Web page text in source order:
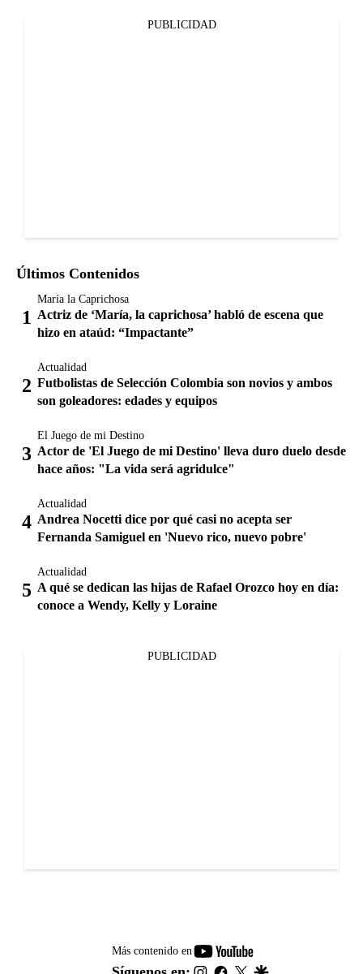
PUBLICIDAD
Últimos Contenidos
María la Caprichosa
Actriz de ‘María, la caprichosa’ habló de escena que
hizo en ataúd: “Impactante”
Actualidad
Futbolistas de Selección Colombia son novios y ambos
son goleadores: edades y equipos
El Juego de mi Destino
Actor de 'El Juego de mi Destino' lleva duro duelo desde
hace años: "La vida será agridulce"
Actualidad
Andrea Nocetti dice por qué casi no acepta ser
Fernanda Samiguel en 'Nuevo rico, nuevo pobre'
Actualidad
A qué se dedican las hijas de Rafael Orozco hoy en día:
conoce a Wendy, Kelly y Loraine
PUBLICIDAD
Más contenido en
youtube-
footer
instagram
facebook
twitter